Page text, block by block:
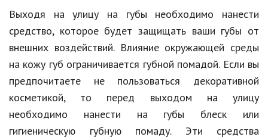
Выходя на улицу на губы необходимо нанести
средство, которое будет защищать ваши губы от
внешних воздействий. Влияние окружающей среды
на кожу губ ограничивается губной помадой. Если вы
предпочитаете не пользоваться декоративной
косметикой, то перед выходом на улицу
необходимо нанести на губы блеск или
гигиеническую губную помаду. Эти средства